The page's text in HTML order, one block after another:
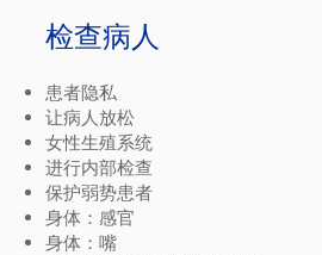
检查病人
患者隐私
让病人放松
女性生殖系统
进行内部检查
保护弱势患者
身体：感官
身体：嘴